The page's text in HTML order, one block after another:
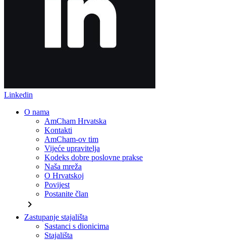
Linkedin
O nama
AmCham Hrvatska
Kontakti
AmCham-ov tim
Vijeće upravitelja
Kodeks dobre poslovne prakse
Naša mreža
O Hrvatskoj
Povijest
Postanite član
chevron_right
Zastupanje stajališta
Sastanci s dionicima
Stajališta